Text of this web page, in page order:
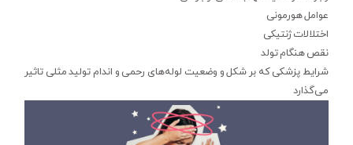
عوامل هورمونی
اختلالات ژنتیکی
نقص هنگام تولد
شرایط پزشکی که بر شکل و وضعیت لوله‌های رحمی و اندام تولید مثلی تاثیر
می‌گذارد